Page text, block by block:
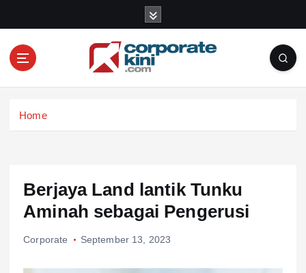
o
Home
Berjaya Land lantik Tunku
Aminah sebagai Pengerusi
Corporate September 13, 2023